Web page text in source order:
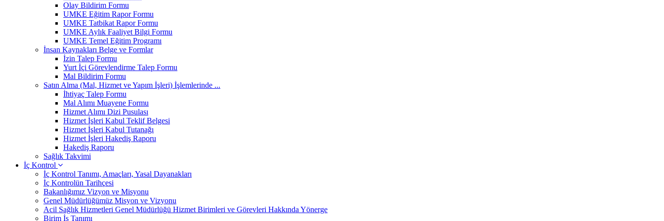
Olay Bildirim Formu
UMKE Eğitim Rapor Formu
UMKE Tatbikat Rapor Formu
UMKE Aylık Faaliyet Bilgi Formu
UMKE Temel Eğitim Programı
İnsan Kaynakları Belge ve Formlar
İzin Talep Formu
Yurt İçi Görevlendirme Talep Formu
Mal Bildirim Formu
Satın Alma (Mal, Hizmet ve Yapım İşleri) İşlemlerinde ...
İhtiyaç Talep Formu
Mal Alımı Muayene Formu
Hizmet Alımı Dizi Pusulası
Hizmet İşleri Kabul Teklif Belgesi
Hizmet İşleri Kabul Tutanağı
Hizmet İşleri Hakediş Raporu
Hakediş Raporu
Sağlık Takvimi
İç Kontrol
İç Kontrol Tanımı, Amaçları, Yasal Dayanakları
İç Kontrolün Tarihçesi
Bakanlığımız Vizyon ve Misyonu
Genel Müdürlüğümüz Misyon ve Vizyonu
Acil Sağlık Hizmetleri Genel Müdürlüğü Hizmet Birimleri ve Görevleri Hakkında Yönerge
Birim İş Tanımı